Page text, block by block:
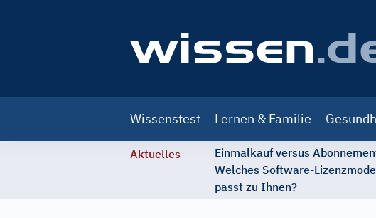
navigation
Wissenstest Lernen & Familie
Aktuelles
Einmalkauf versus
Welches Software-
passt zu Ihnen?